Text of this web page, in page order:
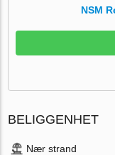
NSM
BELIGGENHET
Nær strand